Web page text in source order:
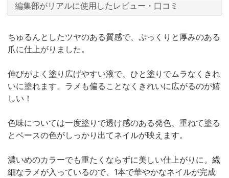
編集部がリアルに使用したレビュー・口コミ
ちゅるんとしたツヤのある質感で、ぷっくりと厚みのある
爪に仕上がりました。
伸びがよく塗り広げやすい液で、ひと塗りでムラなくきれ
いに塗れます。ラメも偏ることなくきれいに広がるのが嬉
しい！
色味については一度塗りで透け感のある発色、重ねて塗る
とベースの色がしっかり出てネイルが映えます。
濃いめのカラーでも重たくならずに美しい仕上がりに。繊
細なラメが入っているので、1本で華やかなネイルが完成